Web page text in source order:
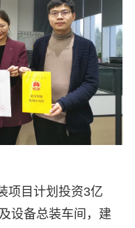
项目计划投资3亿
设备总装车间，建